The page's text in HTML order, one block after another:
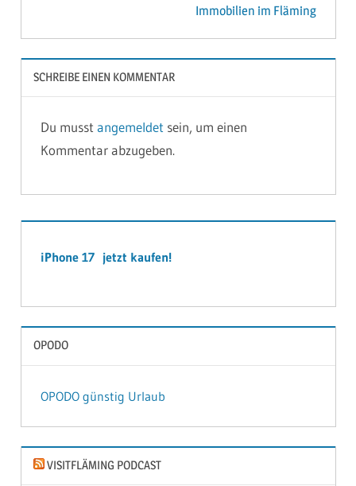
Immobilien im Fläming
SCHREIBE EINEN KOMMENTAR
Du musst angemeldet sein, um einen
Kommentar abzugeben.
iPhone 17 jetzt kaufen!
OPODO
OPODO günstig Urlaub
VISITFLÄMING PODCAST